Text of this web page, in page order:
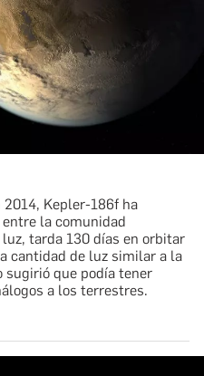
Kepler-186f ha
la comunidad
tarda 130 días en orbitar
cantidad de luz similar a la
sugirió que podía tener
a los terrestres.